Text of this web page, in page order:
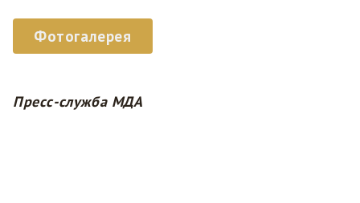
Фотогалерея
Пресс-служба МДА